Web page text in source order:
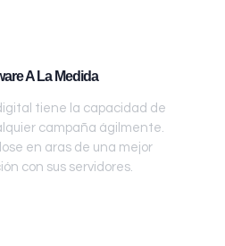
A La Medida
tiene la capacidad de
campaña ágilmente.
en aras de una mejor
con sus servidores.